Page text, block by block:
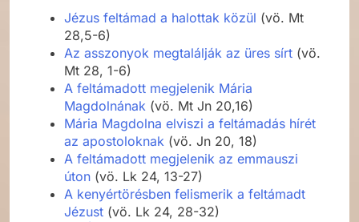
Jézus feltámad a halottak közül (vö. Mt
28,5-6)
Az asszonyok megtalálják az üres sírt (vö.
Mt 28, 1-6)
A feltámadott megjelenik Mária
Magdolnának (vö. Mt Jn 20,16)
Mária Magdolna elviszi a feltámadás hírét
az apostoloknak (vö. Jn 20, 18)
A feltámadott megjelenik az emmauszi
úton (vö. Lk 24, 13-27)
A kenyértörésben felismerik a feltámadt
Jézust (vö. Lk 24, 28-32)